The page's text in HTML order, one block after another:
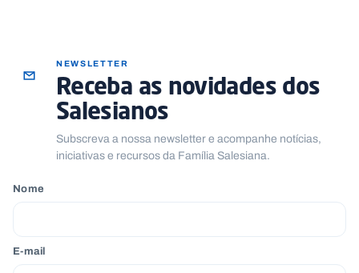
NEWSLETTER
Receba as novidades dos
Salesianos
Subscreva a nossa newsletter e acompanhe notícias,
iniciativas e recursos da Família Salesiana.
Nome
E-mail